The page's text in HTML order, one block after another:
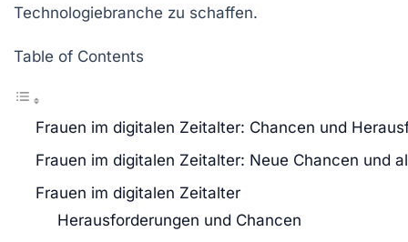
Technologiebranche zu schaffen.
Table of Contents
Frauen im digitalen Zeitalter: Chancen und
Frauen im digitalen Zeitalter: Neue Chancen und
Frauen im digitalen Zeitalter
Herausforderungen und Chancen